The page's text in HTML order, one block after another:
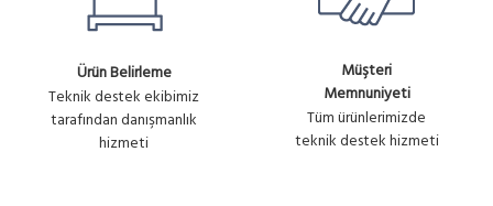
Ürün Belirleme
Teknik destek ekibimiz
tarafından danışmanlık
hizmeti
Müşteri
Memnuniyeti
Tüm ürünlerimizde
teknik destek hizmeti